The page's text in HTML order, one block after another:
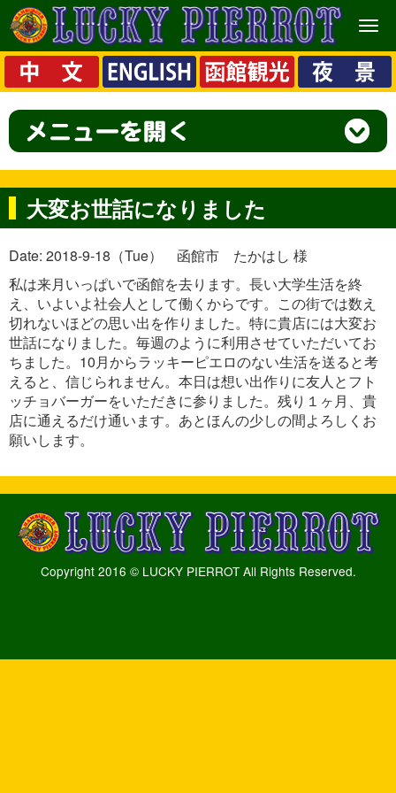
メ
ニ
ュ
ー
大変お世話になりました
Date: 2018-9-18（Tue） 函館市 たかはし 様
私は来月いっぱいで函館を去ります。長い大学生活を終
え、いよいよ社会人として働くからです。この街では数え
切れないほどの思い出を作りました。特に貴店には大変お
世話になりました。毎週のように利用させていただいてお
ちました。10月からラッキーピエロのない生活を送ると考
えると、信じられません。本日は想い出作りに友人とフト
ッチョバーガーをいただきに参りました。残り１ヶ月、貴
店に通えるだけ通います。あとほんの少しの間よろしくお
願いします。
Copyright 2016 © LUCKY PIERROT All Rights Reserved.